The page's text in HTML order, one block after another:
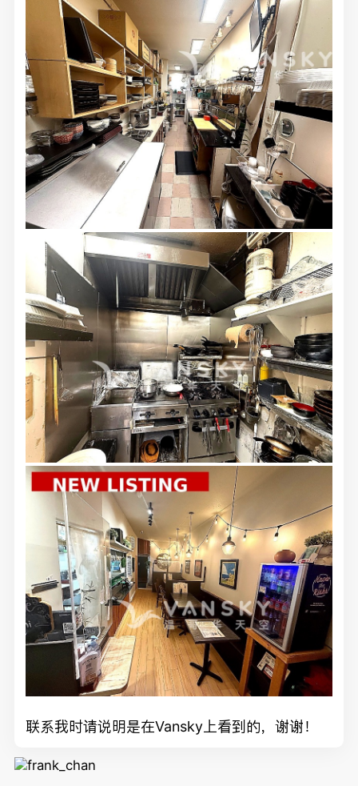
联系我时请说明是在Vansky上看到的，谢谢！